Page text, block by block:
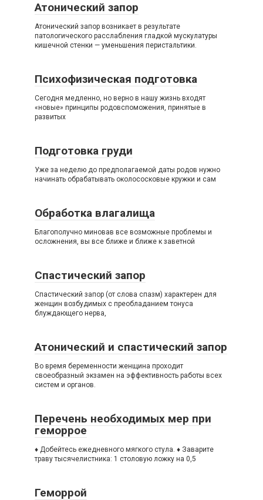
Атонический запор
Атонический запор возникает в результате
патологического расслабления гладкой мускулатуры
кишечной стенки — уменьшения перистальтики.
Психофизическая подготовка
Сегодня медленно, но верно в нашу жизнь входят
«новые» принципы родовспоможения, принятые в
развитых
Подготовка груди
Уже за неделю до предполагаемой даты родов нужно
начинать обрабатывать околососковые кружки и сам
Обработка влагалища
Благополучно миновав все возможные проблемы и
осложнения, вы все ближе и ближе к заветной
Спастический запор
Спастический запор (от слова спазм) характерен для
женщин возбудимых с преобладанием тонуса
блуждающего нерва,
Атонический и спастический запор
Вo время беременности женщина проходит
своеобразный экзамен на эффективность работы всех
систем и органов.
Перечень необходимых мер при
геморрое
♦ Добейтесь ежедневного мягкого стула. ♦ Заварите
траву тысячелистника: 1 столовую ложку на 0,5
Геморрой